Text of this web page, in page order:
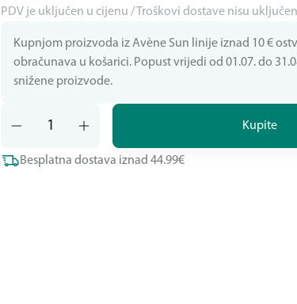
PDV je uključen u cijenu / Troškovi dostave nisu
Kupnjom proizvoda iz Avène Sun linije iznad 10 €
obračunava u košarici. Popust vrijedi od 01.07. do
snižene proizvode.
Kupite
Besplatna dostava iznad 44.99€